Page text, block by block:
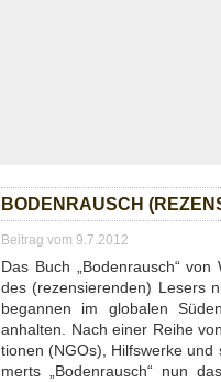
BODEN­RAUSCH
Beitrag vom 9.7.2012
Das Buch „Boden­rausch“
des (rezen­sie­ren­den) Lesers
began­nen im glo­ba­len
anhal­ten. Nach einer Rei­he
tio­nen (NGOs), Hilfs­wer­ke
merts „Boden­rausch“ nun